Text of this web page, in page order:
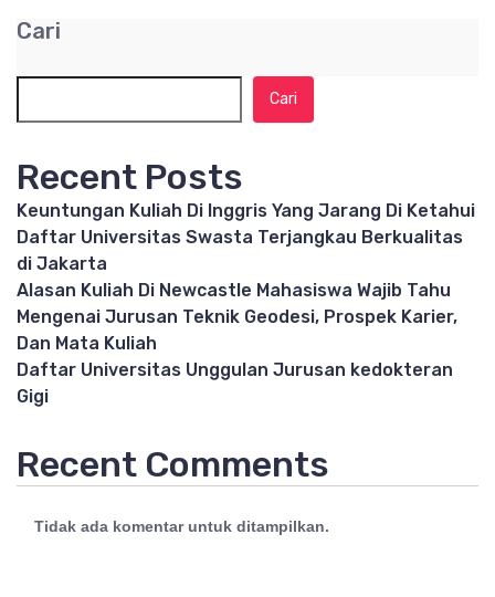
Cari
Cari
Recent Posts
Keuntungan Kuliah Di Inggris Yang Jarang Di Ketahui
Daftar Universitas Swasta Terjangkau Berkualitas
di Jakarta
Alasan Kuliah Di Newcastle Mahasiswa Wajib Tahu
Mengenai Jurusan Teknik Geodesi, Prospek Karier,
Dan Mata Kuliah
Daftar Universitas Unggulan Jurusan kedokteran
Gigi
Recent Comments
Tidak ada komentar untuk ditampilkan.